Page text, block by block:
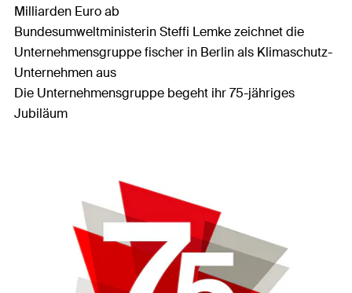
Milliarden Euro ab
Bundesumweltministerin Steffi Lemke zeichnet die
Unternehmensgruppe fischer in Berlin als Klimaschutz-
Unternehmen aus
Die Unternehmensgruppe begeht ihr 75-jähriges
Jubiläum